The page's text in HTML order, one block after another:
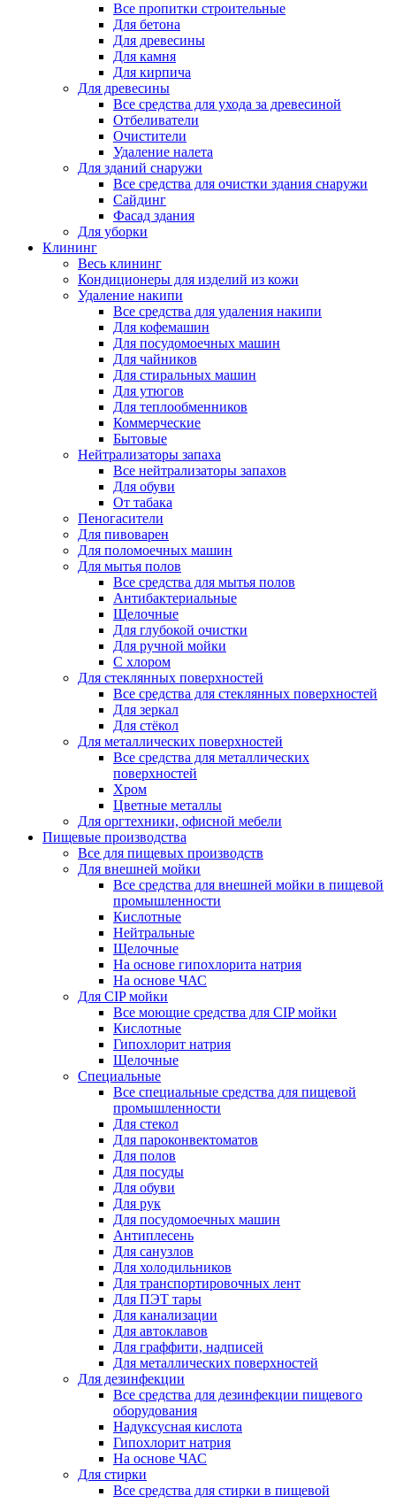
Все пропитки строительные
Для бетона
Для древесины
Для камня
Для кирпича
Для древесины
Все средства для ухода за древесиной
Отбеливатели
Очистители
Удаление налета
Для зданий снаружи
Все средства для очистки здания снаружи
Сайдинг
Фасад здания
Для уборки
Клининг
Весь клининг
Кондиционеры для изделий из кожи
Удаление накипи
Все средства для удаления накипи
Для кофемашин
Для посудомоечных машин
Для чайников
Для стиральных машин
Для утюгов
Для теплообменников
Коммерческие
Бытовые
Нейтрализаторы запаха
Все нейтрализаторы запахов
Для обуви
От табака
Пеногасители
Для пивоварен
Для поломоечных машин
Для мытья полов
Все средства для мытья полов
Антибактериальные
Щелочные
Для глубокой очистки
Для ручной мойки
С хлором
Для стеклянных поверхностей
Все средства для стеклянных поверхностей
Для зеркал
Для стёкол
Для металлических поверхностей
Все средства для металлических
поверхностей
Хром
Цветные металлы
Для оргтехники, офисной мебели
Пищевые производства
Все для пищевых производств
Для внешней мойки
Все средства для внешней мойки в пищевой
промышленности
Кислотные
Нейтральные
Щелочные
На основе гипохлорита натрия
На основе ЧАС
Для CIP мойки
Все моющие средства для CIP мойки
Кислотные
Гипохлорит натрия
Щелочные
Специальные
Все специальные средства для пищевой
промышленности
Для стекол
Для пароконвектоматов
Для полов
Для посуды
Для обуви
Для рук
Для посудомоечных машин
Антиплесень
Для санузлов
Для холодильников
Для транспортировочных лент
Для ПЭТ тары
Для канализации
Для автоклавов
Для граффити, надписей
Для металлических поверхностей
Для дезинфекции
Все средства для дезинфекции пищевого
оборудования
Надуксусная кислота
Гипохлорит натрия
На основе ЧАС
Для стирки
Все средства для стирки в пищевой